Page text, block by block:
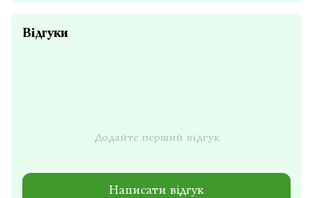
Відгуки
Додайте перший відгук
Написати відгук